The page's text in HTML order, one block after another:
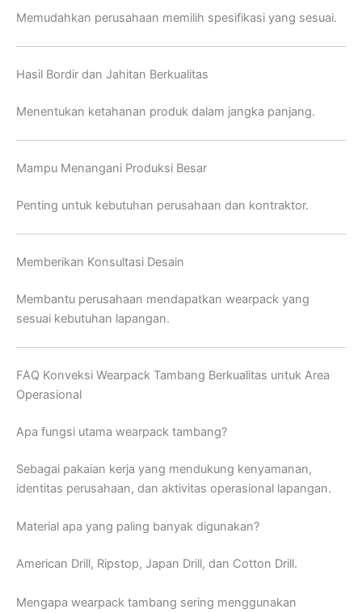
Memudahkan perusahaan memilih spesifikasi yang sesuai.
Hasil Bordir dan Jahitan Berkualitas
Menentukan ketahanan produk dalam jangka panjang.
Mampu Menangani Produksi Besar
Penting untuk kebutuhan perusahaan dan kontraktor.
Memberikan Konsultasi Desain
Membantu perusahaan mendapatkan wearpack yang
sesuai kebutuhan lapangan.
FAQ Konveksi Wearpack Tambang Berkualitas untuk Area
Operasional
Apa fungsi utama wearpack tambang?
Sebagai pakaian kerja yang mendukung kenyamanan,
identitas perusahaan, dan aktivitas operasional lapangan.
Material apa yang paling banyak digunakan?
American Drill, Ripstop, Japan Drill, dan Cotton Drill.
Mengapa wearpack tambang sering menggunakan